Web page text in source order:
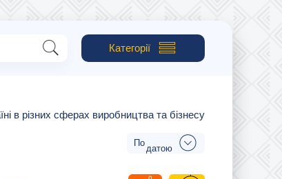
Категорії
в різних сферах виробництва та бізнесу
датою